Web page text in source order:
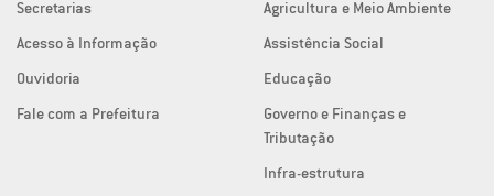
Secretarias
Acesso à Informação
Ouvidoria
Fale com a Prefeitura
Agricultura e Meio Ambiente
Assistência Social
Educação
Governo e Finanças e
Tributação
Infra-estrutura